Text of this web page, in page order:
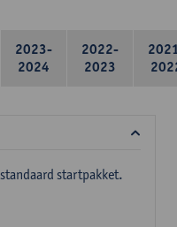
2023-
2024
2022-
2023
startpakket.